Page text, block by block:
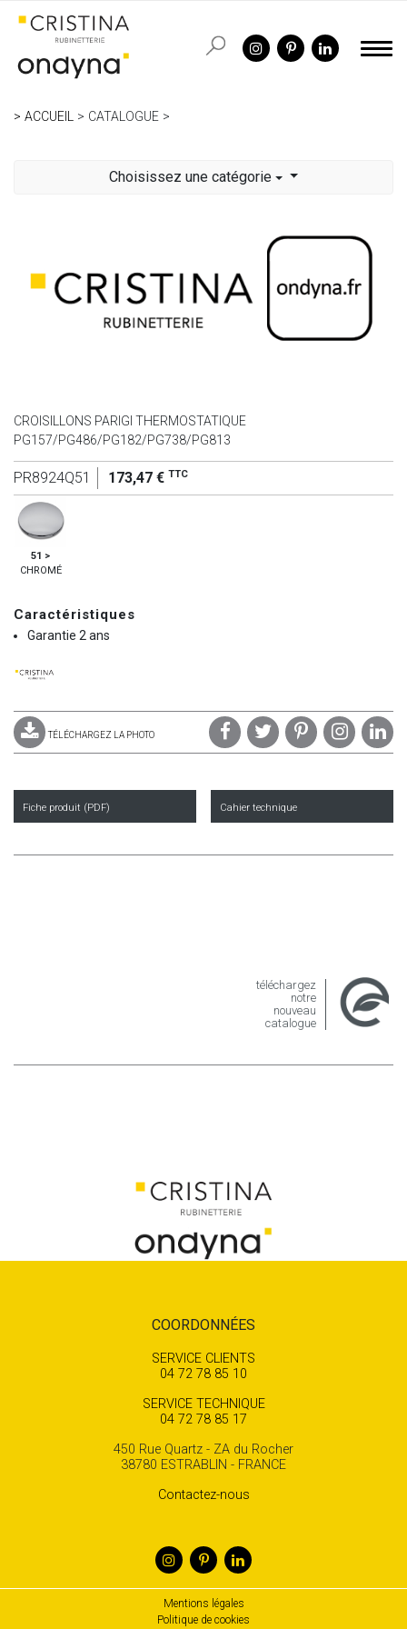
ACCUEIL CATALOGUE
Choisissez une catégorie
CROISILLONS PARIGI THERMOSTATIQUE
PG157/PG486/PG182/PG738/PG813
PR8924Q51 173,47 € TTC
51 >
CHROMÉ
Caractéristiques
Garantie 2 ans
TÉLÉCHARGEZ LA PHOTO
Fiche produit (PDF) Cahier technique
téléchargez
notre
nouveau
catalogue
COORDONNÉES
SERVICE CLIENTS
04 72 78 85 10
SERVICE TECHNIQUE
04 72 78 85 17
450 Rue Quartz - ZA du Rocher
38780 ESTRABLIN - FRANCE
Contactez-nous
Mentions légales
Politique de cookies